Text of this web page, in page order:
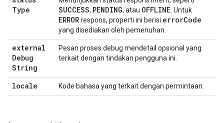
Type
SUCCESS, PENDING, atau OFFLINE . Untuk
ERRORrespons, properti ini berisi errorCode
yang disediakan oleh pemenuhan.
external
Debug
String
Pesan proses debug mendetail opsional yang
terkait dengan tindakan pengguna ini.
locale Kode bahasa yang terkait dengan permintaan.